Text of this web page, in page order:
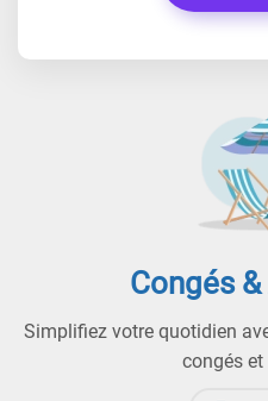
Congés
Simplifiez votre quotidien
congés et